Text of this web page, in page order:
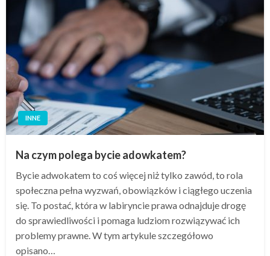
INNE
Na czym polega bycie adowkatem?
Bycie adwokatem to coś więcej niż tylko zawód, to rola
społeczna pełna wyzwań, obowiązków i ciągłego uczenia
się. To postać, która w labiryncie prawa odnajduje drogę
do sprawiedliwości i pomaga ludziom rozwiązywać ich
problemy prawne. W tym artykule szczegółowo
opisano…